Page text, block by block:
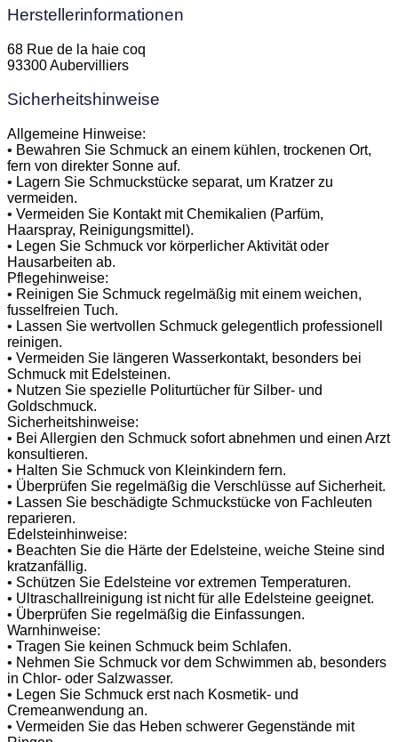
Herstellerinformationen
68 Rue de la haie coq
93300 Aubervilliers
Sicherheitshinweise
Allgemeine Hinweise:
• Bewahren Sie Schmuck an einem kühlen, trockenen Ort,
fern von direkter Sonne auf.
• Lagern Sie Schmuckstücke separat, um Kratzer zu
vermeiden.
• Vermeiden Sie Kontakt mit Chemikalien (Parfüm,
Haarspray, Reinigungsmittel).
• Legen Sie Schmuck vor körperlicher Aktivität oder
Hausarbeiten ab.
Pflegehinweise:
• Reinigen Sie Schmuck regelmäßig mit einem weichen,
fusselfreien Tuch.
• Lassen Sie wertvollen Schmuck gelegentlich professionell
reinigen.
• Vermeiden Sie längeren Wasserkontakt, besonders bei
Schmuck mit Edelsteinen.
• Nutzen Sie spezielle Politurtücher für Silber- und
Goldschmuck.
Sicherheitshinweise:
• Bei Allergien den Schmuck sofort abnehmen und einen Arzt
konsultieren.
• Halten Sie Schmuck von Kleinkindern fern.
• Überprüfen Sie regelmäßig die Verschlüsse auf Sicherheit.
• Lassen Sie beschädigte Schmuckstücke von Fachleuten
reparieren.
Edelsteinhinweise:
• Beachten Sie die Härte der Edelsteine, weiche Steine sind
kratzanfällig.
• Schützen Sie Edelsteine vor extremen Temperaturen.
• Ultraschallreinigung ist nicht für alle Edelsteine geeignet.
• Überprüfen Sie regelmäßig die Einfassungen.
Warnhinweise:
• Tragen Sie keinen Schmuck beim Schlafen.
• Nehmen Sie Schmuck vor dem Schwimmen ab, besonders
in Chlor- oder Salzwasser.
• Legen Sie Schmuck erst nach Kosmetik- und
Cremeanwendung an.
• Vermeiden Sie das Heben schwerer Gegenstände mit